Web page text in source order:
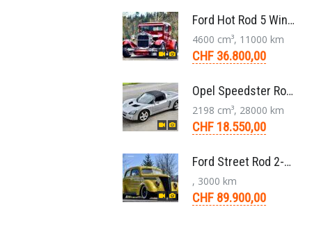
Ford Hot Rod 5 Window 283 V8 4-Gang 1929
4600 cm³, 11000 km
CHF 36.800,00
Opel Speedster Roadster 2.2 L Targa 5-Gang 2002
2198 cm³, 28000 km
CHF 18.550,00
Ford Street Rod 2-Door V8 Aut. 1937
, 3000 km
CHF 89.900,00